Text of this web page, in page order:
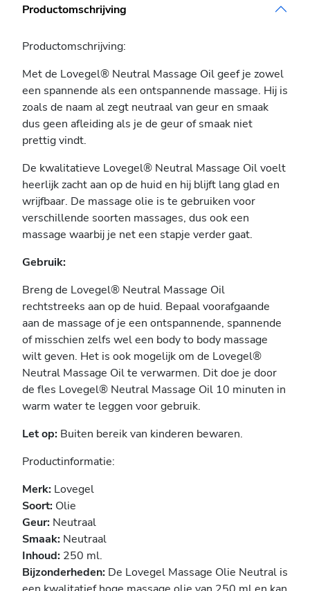
Productomschrijving
Productomschrijving:
Met de Lovegel® Neutral Massage Oil geef je zowel
een spannende als een ontspannende massage. Hij is
zoals de naam al zegt neutraal van geur en smaak
dus geen afleiding als je de geur of smaak niet
prettig vindt.
De kwalitatieve Lovegel® Neutral Massage Oil voelt
heerlijk zacht aan op de huid en hij blijft lang glad en
wrijfbaar. De massage olie is te gebruiken voor
verschillende soorten massages, dus ook een
massage waarbij je net een stapje verder gaat.
Gebruik:
Breng de Lovegel® Neutral Massage Oil
rechtstreeks aan op de huid. Bepaal voorafgaande
aan de massage of je een ontspannende, spannende
of misschien zelfs wel een body to body massage
wilt geven. Het is ook mogelijk om de Lovegel®
Neutral Massage Oil te verwarmen. Dit doe je door
de fles Lovegel® Neutral Massage Oil 10 minuten in
warm water te leggen voor gebruik.
Let op: Buiten bereik van kinderen bewaren.
Productinformatie:
Merk: Lovegel
Soort: Olie
Geur: Neutraal
Smaak: Neutraal
Inhoud: 250 ml.
Bijzonderheden: De Lovegel Massage Olie Neutral is